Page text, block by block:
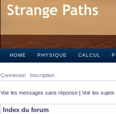
HOME PHYSIQUE CALCUL
Connexion Inscription
Voir les messages sans réponse | Voir les sujets
Index du forum